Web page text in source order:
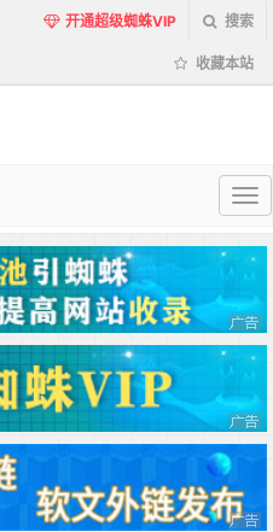
开通超级蜘蛛VIP 搜索
收藏本站
超
蜘
蛛
池